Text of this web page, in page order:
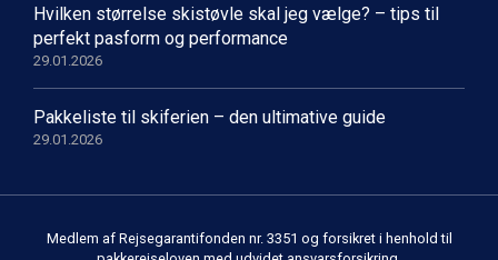
Hvilken størrelse skistøvle skal jeg vælge? – tips til
perfekt pasform og performance
29.01.2026
Pakkeliste til skiferien – den ultimative guide
29.01.2026
Medlem af Rejsegarantifonden nr. 3351 og forsikret i henhold til